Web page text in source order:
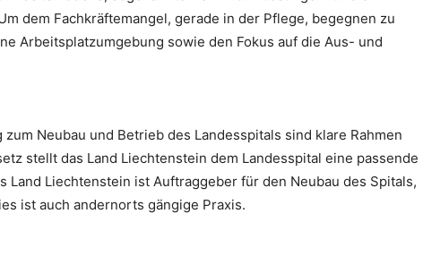
dem Fachkräftemangel, gerade in der Pflege, begegnen zu
Arbeitsplatzumgebung sowie den Fokus auf die Aus- und
Neubau und Betrieb des Landesspitals sind klare Rahmen
stellt das Land Liechtenstein dem Landesspital eine passende
Land Liechtenstein ist Auftraggeber für den Neubau des Spitals,
ist auch andernorts gängige Praxis.